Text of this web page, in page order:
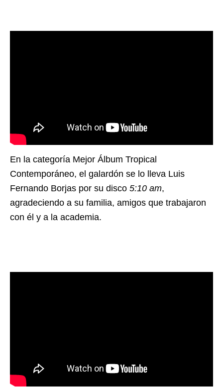
En la categoría Mejor Álbum Tropical
Contemporáneo, el galardón se lo lleva Luis
Fernando Borjas por su disco 5:10 am,
agradeciendo a su familia, amigos que trabajaron
con él y a la academia.